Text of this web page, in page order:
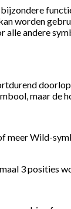
worden
alle andere
maar
meer Wild-
3 posities